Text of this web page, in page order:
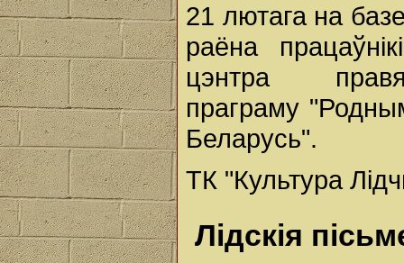
21 лютага на
раёна
цэнтра
праграму
Беларусь".
ТК "Культура
Лідскія